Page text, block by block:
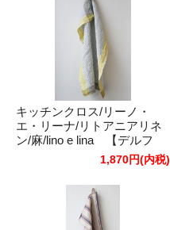
キッチンクロス/リーノ・
エ・リーナ/リトアニアリネ
ン/麻/lino e lina 【デルフ
ィ】ブルーイエロー1,870円(内税)